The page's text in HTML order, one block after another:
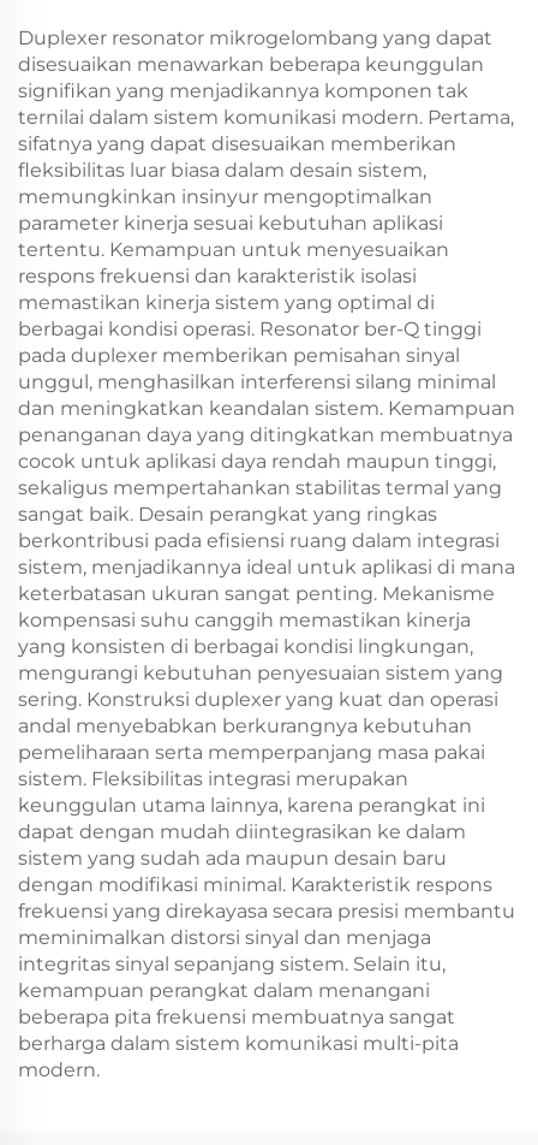
Duplexer resonator mikrogelombang yang dapat
disesuaikan menawarkan beberapa keunggulan
signifikan yang menjadikannya komponen tak
ternilai dalam sistem komunikasi modern. Pertama,
sifatnya yang dapat disesuaikan memberikan
fleksibilitas luar biasa dalam desain sistem,
memungkinkan insinyur mengoptimalkan
parameter kinerja sesuai kebutuhan aplikasi
tertentu. Kemampuan untuk menyesuaikan
respons frekuensi dan karakteristik isolasi
memastikan kinerja sistem yang optimal di
berbagai kondisi operasi. Resonator ber-Q tinggi
pada duplexer memberikan pemisahan sinyal
unggul, menghasilkan interferensi silang minimal
dan meningkatkan keandalan sistem. Kemampuan
penanganan daya yang ditingkatkan membuatnya
cocok untuk aplikasi daya rendah maupun tinggi,
sekaligus mempertahankan stabilitas termal yang
sangat baik. Desain perangkat yang ringkas
berkontribusi pada efisiensi ruang dalam integrasi
sistem, menjadikannya ideal untuk aplikasi di mana
keterbatasan ukuran sangat penting. Mekanisme
kompensasi suhu canggih memastikan kinerja
yang konsisten di berbagai kondisi lingkungan,
mengurangi kebutuhan penyesuaian sistem yang
sering. Konstruksi duplexer yang kuat dan operasi
andal menyebabkan berkurangnya kebutuhan
pemeliharaan serta memperpanjang masa pakai
sistem. Fleksibilitas integrasi merupakan
keunggulan utama lainnya, karena perangkat ini
dapat dengan mudah diintegrasikan ke dalam
sistem yang sudah ada maupun desain baru
dengan modifikasi minimal. Karakteristik respons
frekuensi yang direkayasa secara presisi membantu
meminimalkan distorsi sinyal dan menjaga
integritas sinyal sepanjang sistem. Selain itu,
kemampuan perangkat dalam menangani
beberapa pita frekuensi membuatnya sangat
berharga dalam sistem komunikasi multi-pita
modern.